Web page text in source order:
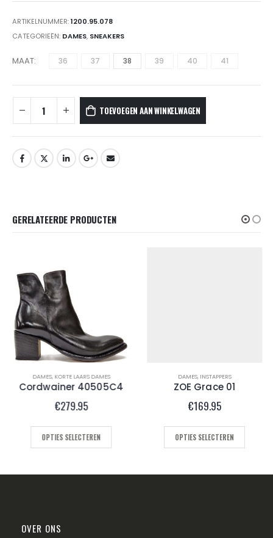
ARTIKELNUMMER:1200.95.078
CATEGORIEËN: DAMES, SNEAKERS
MAAT 36 37 38 39 40 41
TOEVOEGEN AAN WINKELWAGEN
GERELATEERDE PRODUCTEN
DAMES,KORTE LAARS DAMES
Cordwainer 40505C4
€279.95
OPTIES SELECTEREN
DAMES,INSTAPPERS
ZOE Grace 01
€169.95
OPTIES SELECTEREN
OVER ONS